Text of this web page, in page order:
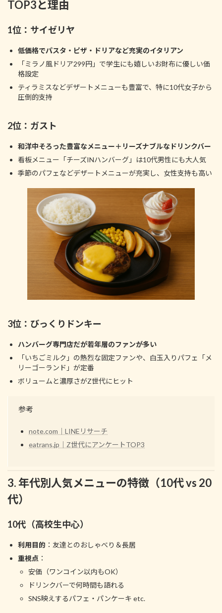
TOP3と理由
1位：サイゼリヤ
低価格でパスタ・ピザ・ドリアなど充実のイタリアン
「ミラノ風ドリア299円」で学生にも嬉しいお財布に優しい価
格設定
ティラミスなどデザートメニューも豊富で、特に10代女子から
圧倒的支持
2位：ガスト
和洋中そろった豊富なメニュー＋リーズナブルなドリンクバー
看板メニュー「チーズINハンバーグ」は10代男性にも大人気
季節のパフェなどデザートメニューが充実し、女性支持も高い
3位：びっくりドンキー
ハンバーグ専門店だが若年層のファンが多い
「いちごミルク」の熱烈な固定ファンや、白玉入りパフェ「メ
リーゴーランド」が定番
ボリュームと濃厚さがZ世代にヒット
参考
note.com｜LINEリサーチ
eatrans.jp｜Z世代にアンケートTOP3
3. 年代別人気メニューの特徴（10代 vs 20
代）
10代（高校生中心）
利用目的 ：友達とのおしゃべり＆長居
重視点 ：
安価（ワンコイン以内もOK）
ドリンクバーで何時間も語れる
SNS映えするパフェ・パンケーキ etc.